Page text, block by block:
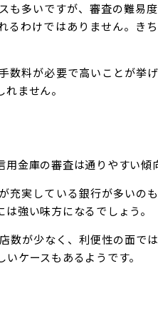
も多いですが、審査の難易
るわけではありません。き
数料が必要で高いことが挙
ません。
金庫の審査は通りやすい傾
充実している銀行が多いの
強い味方になるでしょう。
数が少なく、利便性の面で
ケースもあるようです。